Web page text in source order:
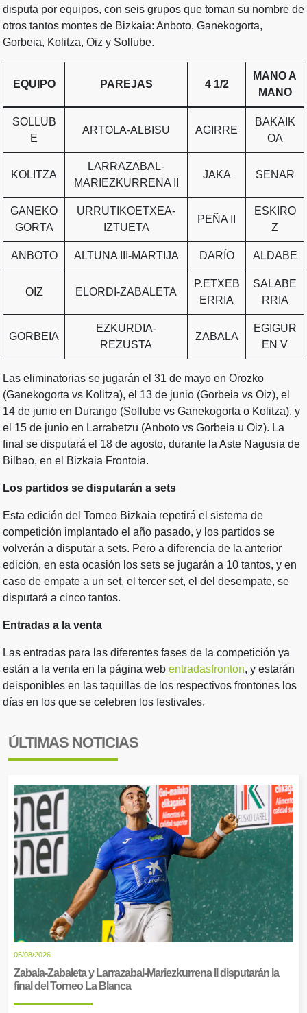
disputa por equipos, con seis grupos que toman su nombre de
otros tantos montes de Bizkaia: Anboto, Ganekogorta,
Gorbeia, Kolitza, Oiz y Sollube.
EQUIPO PAREJAS 4 1/2
MANO A
MANO
SOLLUB
E
ARTOLA-ALBISU AGIRRE
BAKAIK
OA
KOLITZA
LARRAZABAL-
MARIEZKURRENA II
JAKA SENAR
GANEKO
GORTA
URRUTIKOETXEA-
IZTUETA
PEÑA II
ESKIRO
Z
ANBOTO ALTUNA III-MARTIJA DARÍO ALDABE
OIZ ELORDI-ZABALETA
P.ETXEB
ERRIA
SALABE
RRIA
GORBEIA
EZKURDIA-
REZUSTA
ZABALA
EGIGUR
EN V
Las eliminatorias se jugarán el 31 de mayo en Orozko
(Ganekogorta vs Kolitza), el 13 de junio (Gorbeia vs Oiz), el
14 de junio en Durango (Sollube vs Ganekogorta o Kolitza), y
el 15 de junio en Larrabetzu (Anboto vs Gorbeia u Oiz). La
final se disputará el 18 de agosto, durante la Aste Nagusia de
Bilbao, en el Bizkaia Frontoia.
Los partidos se disputarán a sets
Esta edición del Torneo Bizkaia repetirá el sistema de
competición implantado el año pasado, y los partidos se
volverán a disputar a sets. Pero a diferencia de la anterior
edición, en esta ocasión los sets se jugarán a 10 tantos, y en
caso de empate a un set, el tercer set, el del desempate, se
disputará a cinco tantos.
Entradas a la venta
Las entradas para las diferentes fases de la competición ya
están a la venta en la página web entradasfronton, y estarán
deisponibles en las taquillas de los respectivos frontones los
días en los que se celebren los festivales.
ÚLTIMAS NOTICIAS
06/08/2026
Zabala-Zabaleta y Larrazabal-Mariezkurrena II disputarán la
final del Torneo La Blanca